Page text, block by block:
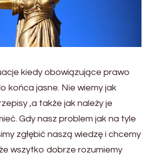
kiedy obowiązujące prawo
końca jasne. Nie wiemy jak
,a także jak należy je
Gdy nasz problem jak na tyle
zgłębić naszą wiedzę i chcemy
wszytko dobrze rozumiemy